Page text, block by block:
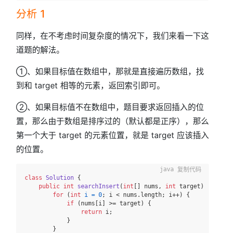
分析 1
同样，在不考虑时间复杂度的情况下，我们来看一下这
道题的解法。
①、如果目标值在数组中，那就是直接遍历数组，找
到和 target 相等的元素，返回索引即可。
②、如果目标值不在数组中，题目要求返回插入的位
置，那么由于数组是排序过的（默认都是正序），那么
第一个大于 target 的元素位置，就是 target 应该插入
的位置。
class Solution {
public int searchInsert ( int [] nums, int target)
for ( int i = 0; i < nums.length; i++) {
if (nums[i] >= target) {
return i;
            }
        }
复制代码